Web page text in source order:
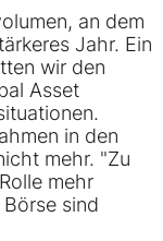
an dem
Jahr. Ein
wir den
Asset
in den
mehr. "Zu
mehr
sind